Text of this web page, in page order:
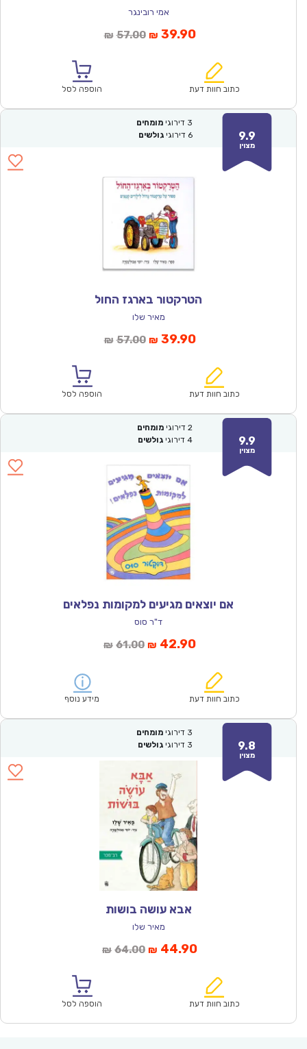
אמי רובינגר
₪ 57.00המחיר
₪57.00.
₪ 39.90המחיר
הוא:
כתוב חוות דעת הוספה לסל
9.9
מצוין
3 דירוגי מומחים
6 דירוגי גולשים
הטרקטור בארגז החול
מאיר שלו
₪ 57.00המחיר
₪57.00.
₪ 39.90המחיר
הוא:
כתוב חוות דעת הוספה לסל
9.9
מצוין
2 דירוגי מומחים
4 דירוגי גולשים
אם יוצאים מגיעים למקומות נפלאים
ד"ר סוס
₪ 61.00המחיר
₪61.00.
₪ 42.90המחיר
הוא:
כתוב חוות דעת מידע נוסף
9.8
מצוין
3 דירוגי מומחים
3 דירוגי גולשים
אבא עושה בושות
מאיר שלו
₪ 64.00המחיר
₪64.00.
₪ 44.90המחיר
הוא:
כתוב חוות דעת הוספה לסל